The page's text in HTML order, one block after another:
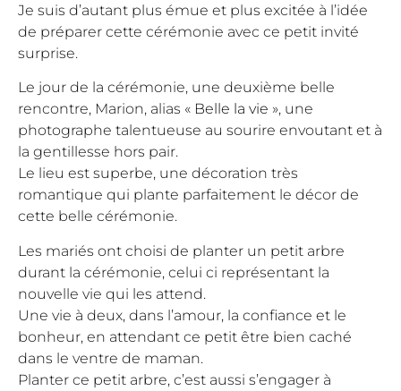
Je suis d’autant plus émue et plus excitée à l’idée
de préparer cette cérémonie avec ce petit invité
surprise.
Le jour de la cérémonie, une deuxième belle
rencontre, Marion, alias « Belle la vie », une
photographe talentueuse au sourire envoutant et à
la gentillesse hors pair.
Le lieu est superbe, une décoration très
romantique qui plante parfaitement le décor de
cette belle cérémonie.
Les mariés ont choisi de planter un petit arbre
durant la cérémonie, celui ci représentant la
nouvelle vie qui les attend.
Une vie à deux, dans l’amour, la confiance et le
bonheur, en attendant ce petit être bien caché
dans le ventre de maman.
Planter ce petit arbre, c’est aussi s’engager à